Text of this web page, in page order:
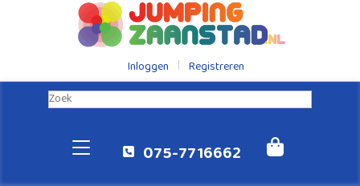
Inloggen Registreren
075-7716662